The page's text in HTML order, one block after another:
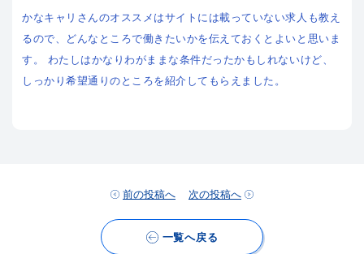
かなキャリさんのオススメはサイトには載っていない求人も教え
るので、どんなところで働きたいかを伝えておくとよいと思いま
す。 わたしはかなりわがままな条件だったかもしれないけど、
しっかり希望通りのところを紹介してもらえました。
前の投稿へ 次の投稿へ
一覧へ戻る